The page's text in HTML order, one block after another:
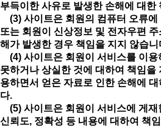
부득이한 사유로 발생한 손해에 대한
(3) 사이트은 회원의 컴퓨터 오류에
또는 회원이 신상정보 및 전자우편
해가 발생한 경우 책임을 지지 않습니
(4) 사이트은 회원이 서비스를 이용
못하거나 상실한 것에 대하여 책임을
용하면서 얻은 자료로 인한 손해에
다.
(5) 사이트은 회원이 서비스에 게재
신뢰도, 정확성 등 내용에 대하여 책